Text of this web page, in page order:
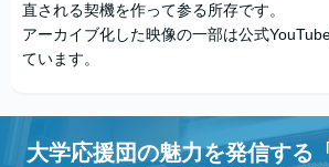
直される契機を作って参る所存です。
アーカイブ化した映像の一部は公式
ています。
大学応援団の魅力を発信する